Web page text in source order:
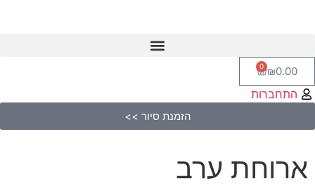
₪0.00
0
התחברות
הזמנת סיור >>
ארוחת ערב